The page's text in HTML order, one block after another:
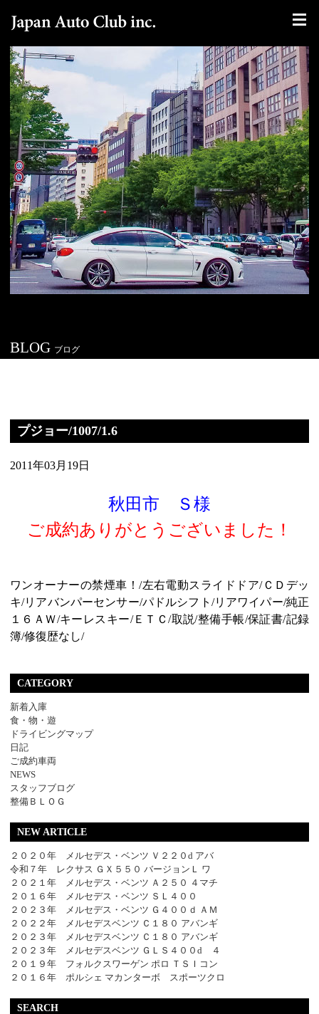
BLOG ブログ
プジョー/1007/1.6
2011年03月19日
秋田市 Ｓ様
ご成約ありがとうございました！
ワンオーナーの禁煙車！/左右電動スライドドア/ＣＤデッ
キ/リアバンパーセンサー/パドルシフト/リアワイパー/純正
１６ＡＷ/キーレスキー/ＥＴＣ/取説/整備手帳/保証書/記録
簿/修復歴なし/
CATEGORY
新着入庫
食・物・遊
ドライビングマップ
日記
ご成約車両
NEWS
スタッフブログ
整備ＢＬＯＧ
NEW ARTICLE
２０２０年 メルセデス・ベンツ Ｖ２２０d アバ
令和７年 レクサス ＧＸ５５０ バージョンＬ ワ
２０２１年 メルセデス・ベンツ Ａ２５０ ４マチ
２０１６年 メルセデス・ベンツ ＳＬ４００
２０２３年 メルセデス・ベンツ Ｇ４００ｄ ＡＭ
２０２２年 メルセデスベンツ Ｃ１８０ アバンギ
２０２３年 メルセデスベンツ Ｃ１８０ アバンギ
２０２３年 メルセデスベンツ ＧＬＳ４００d ４
２０１９年 フォルクスワーゲン ポロ ＴＳＩコン
２０１６年 ポルシェ マカンターボ スポーツクロ
SEARCH